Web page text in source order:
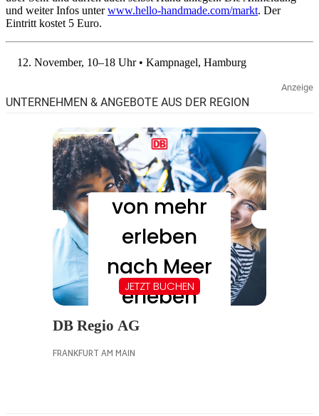
und weiter Infos unterwww.hello-handmade.com/markt. Der
Eintritt kostet 5 Euro.
November, 10–18 Uhr • Kampnagel, Hamburg